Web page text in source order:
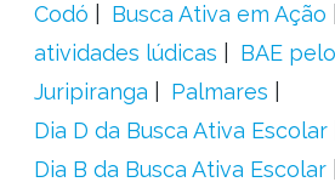
Codó
Busca Ativa em Ação
atividades lúdicas
BAE
Juripiranga
Palmares
Dia D da Busca Ativa Escolar
Dia B da Busca Ativa Escolar